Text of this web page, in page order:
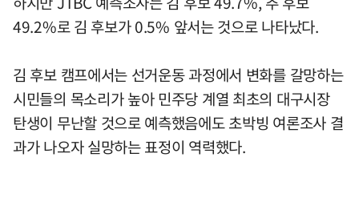
49.2%로 김 후보가 0.5% 앞서는 것으로 나타났다.
김 후보 캠프에서는 선거운동 과정에서 변화를 갈망하는
시민들의 목소리가 높아 민주당 계열 최초의 대구시장
탄생이 무난할 것으로 예측했음에도 초박빙 여론조사 결
과가 나오자 실망하는 표정이 역력했다.